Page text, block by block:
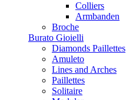
Colliers
Armbanden
Broche
Burato Gioielli
Diamonds Paillettes
Amuleto
Lines and Arches
Paillettes
Solitaire